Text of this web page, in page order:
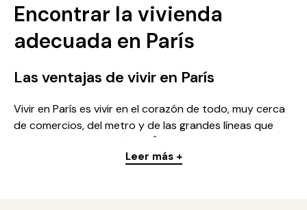
Encontrar la vivienda
adecuada en París
Las ventajas de vivir en París
Vivir en París es vivir en el corazón de todo, muy cerca
de comercios, del metro y de las grandes líneas que
conectan toda la región de Île-de-France. Ya busques
un estudio, un apartamento de varias habitaciones o
Leer más +